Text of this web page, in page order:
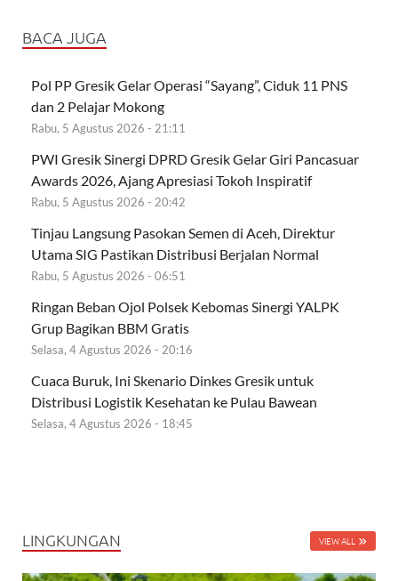
BACA JUGA
Pol PP Gresik Gelar Operasi “Sayang”, Ciduk 11 PNS
dan 2 Pelajar Mokong
Rabu, 5 Agustus 2026 - 21:11
PWI Gresik Sinergi DPRD Gresik Gelar Giri Pancasuar
Awards 2026, Ajang Apresiasi Tokoh Inspiratif
Rabu, 5 Agustus 2026 - 20:42
Tinjau Langsung Pasokan Semen di Aceh, Direktur
Utama SIG Pastikan Distribusi Berjalan Normal
Rabu, 5 Agustus 2026 - 06:51
Ringan Beban Ojol Polsek Kebomas Sinergi YALPK
Grup Bagikan BBM Gratis
Selasa, 4 Agustus 2026 - 20:16
Cuaca Buruk, Ini Skenario Dinkes Gresik untuk
Distribusi Logistik Kesehatan ke Pulau Bawean
Selasa, 4 Agustus 2026 - 18:45
LINGKUNGAN VIEW ALL